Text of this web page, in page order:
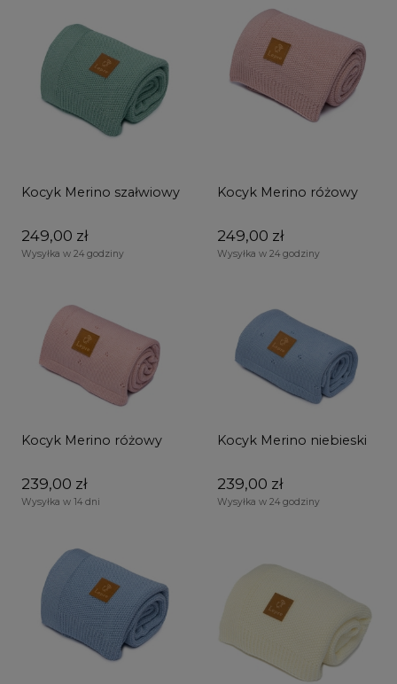
Kocyk Merino szałwiowy
249,00 zł
Wysyłka w 24 godziny
Kocyk Merino różowy
249,00 zł
Wysyłka w 24 godziny
Kocyk Merino różowy
239,00 zł
Wysyłka w 14 dni
Kocyk Merino niebieski
239,00 zł
Wysyłka w 24 godziny